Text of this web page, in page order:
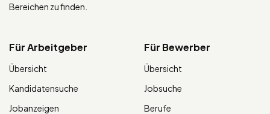
Bereichen zu finden.
Für Arbeitgeber
Übersicht
Kandidatensuche
Jobanzeigen
Für Bewerber
Übersicht
Jobsuche
Berufe